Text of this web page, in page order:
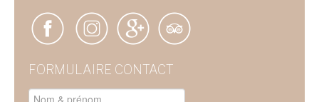
FORMULAIRE CONTACT